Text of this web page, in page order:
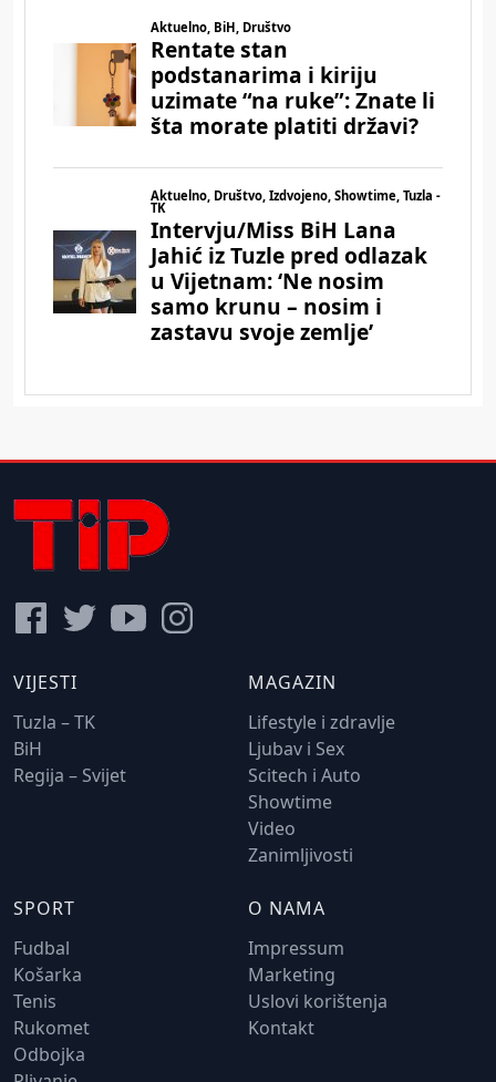
VIJESTI
Tuzla – TK
BiH
Regija – Svijet
MAGAZIN
Lifestyle i zdravlje
Ljubav i Sex
Scitech i Auto
Showtime
Video
Zanimljivosti
SPORT
Fudbal
Košarka
Tenis
Rukomet
Odbojka
O NAMA
Impressum
Marketing
Uslovi korištenja
Kontakt